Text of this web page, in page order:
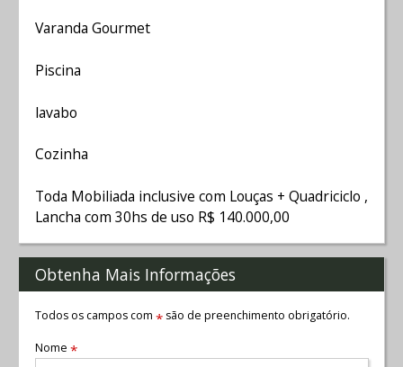
Varanda Gourmet
Piscina
lavabo
Cozinha
Toda Mobiliada inclusive com Louças + Quadriciclo ,
Lancha com 30hs de uso R$ 140.000,00
Obtenha Mais Informações
Todos os campos com *são de preenchimento obrigatório.
Nome *